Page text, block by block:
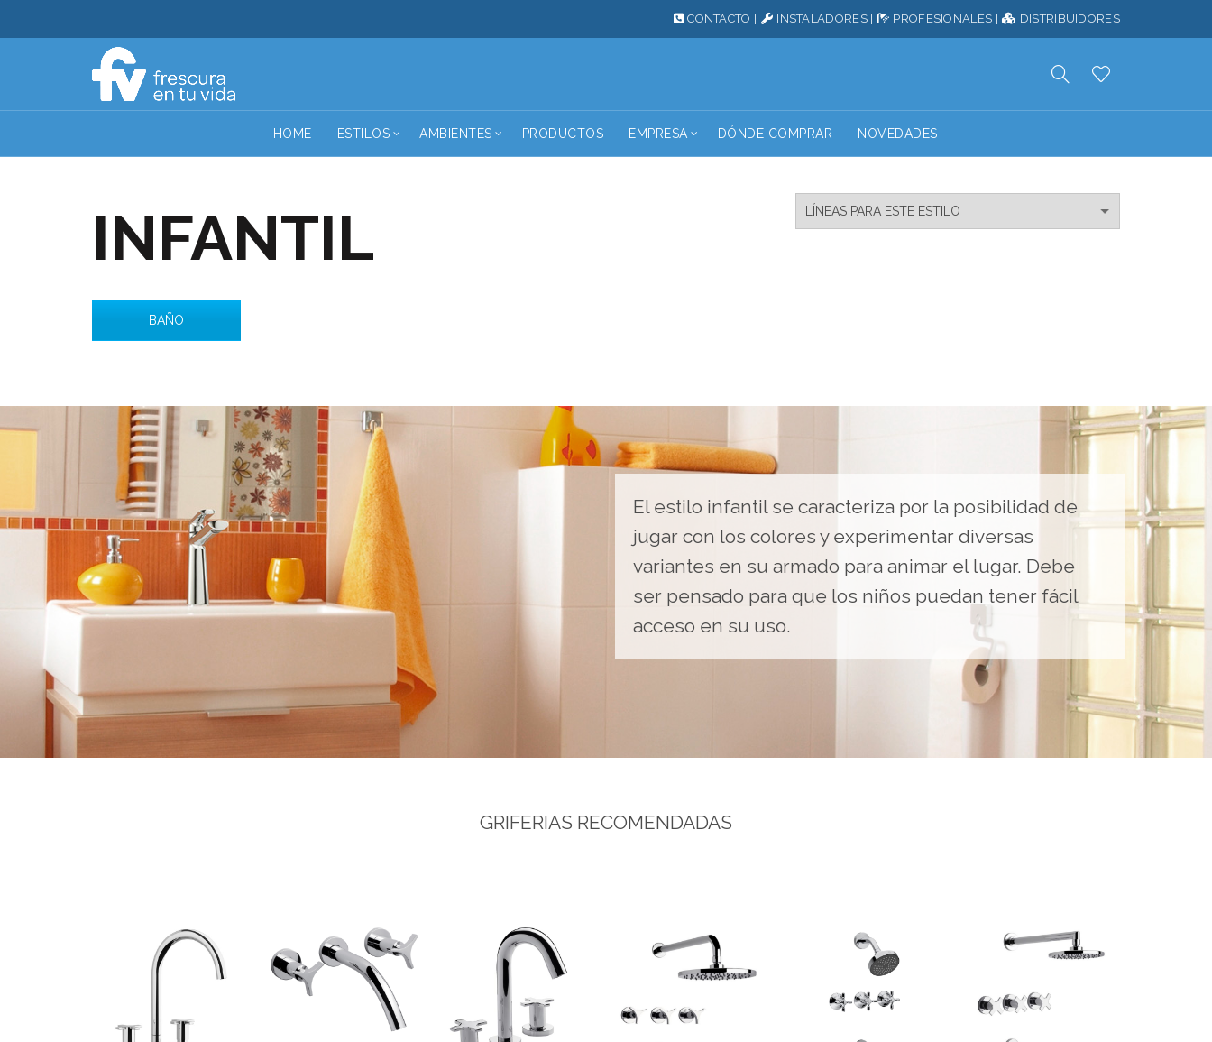
CONTACTO INSTALADORES| PROFESIONALES DISTRIBUIDORES
HOME ESTILOS AMBIENTES PRODUCTOS EMPRESA DÓNDE COMPRAR NOVEDADES
INFANTIL
BAÑO
El estilo infantil se caracteriza por la posibilidad de
jugar con los colores y experimentar diversas
variantes en su armado para animar el lugar. Debe
ser pensado para que los niños puedan tener fácil
acceso en su uso.
GRIFERIAS RECOMENDADAS